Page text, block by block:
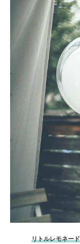
リトルレモネー